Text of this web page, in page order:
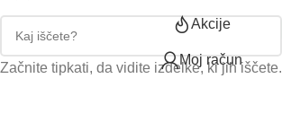
Začnite tipkati, da vidite izdelke, ki jih iščete.
Akcije
Moj račun